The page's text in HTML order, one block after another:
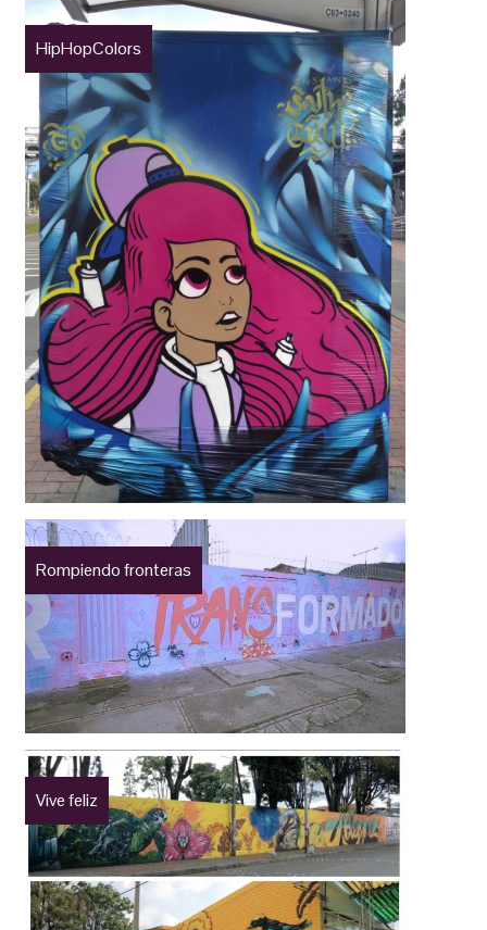
HipHopColors
Rompiendo fronteras
Vive feliz